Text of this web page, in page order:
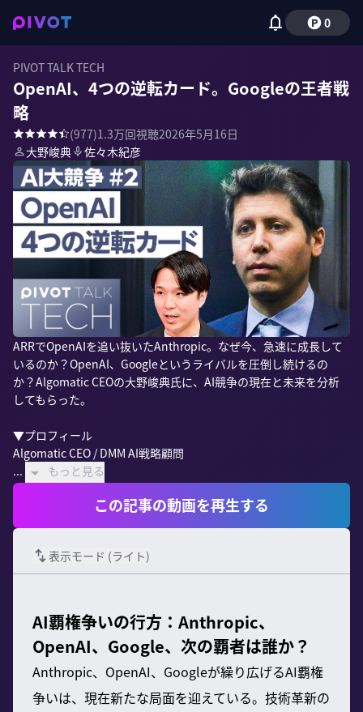
0
PIVOT TALK TECH
OpenAI、4つの逆転カード。Googleの王者戦
略
(977)1.3万回視聴2026年5月16日
大野峻典
佐々木紀彦
ARRでOpenAIを追い抜いたAnthropic。なぜ今、急速に成長して
いるのか？OpenAI、Googleというライバルを圧倒し続けるの
か？Algomatic CEOの大野峻典氏に、AI競争の現在と未来を分析
してもらった。
▼プロフィール
Algomatic CEO / DMM AI戦略顧問
...
もっと見る
この記事の動画を再生する
表示モード (ライト)
AI覇権争いの行方：Anthropic、
OpenAI、Google、次の覇者は誰か？
Anthropic、OpenAI、Googleが繰り広げるAI覇権
争いは、現在新たな局面を迎えている。技術革新の